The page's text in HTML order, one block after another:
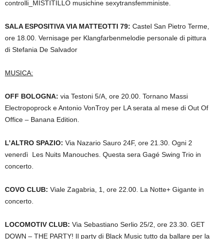
controlli_MISTITILLO musichine sexytransfemministe.
SALA ESPOSITIVA VIA MATTEOTTI 79: Castel San Pietro Terme,
ore 18.00. Vernisage per Klangfarbenmelodie personale di pittura
di Stefania De Salvador
MUSICA:
OFF BOLOGNA: via Testoni 5/A, ore 20.00. Tornano Massi
Electropoprock e Antonio VonTroy per LA serata al mese di Out Of
Office – Banana Edition.
L’ALTRO SPAZIO: Via Nazario Sauro 24F, ore 21.30. Ogni 2
venerdì Les Nuits Manouches. Questa sera Gagé Swing Trio in
concerto.
COVO CLUB: Viale Zagabria, 1, ore 22.00. La Notte+ Gigante in
concerto.
LOCOMOTIV CLUB: Via Sebastiano Serlio 25/2, ore 23.30. GET
DOWN – THE PARTY! Il party di Black Music tutto da ballare per la